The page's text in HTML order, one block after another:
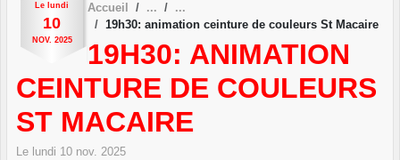
Le lundi
10
NOV. 2025
Accueil
19h30: animation ceinture de couleurs St Macaire
19H30: ANIMATION
CEINTURE DE COULEURS
ST MACAIRE
Le lundi 10 nov. 2025